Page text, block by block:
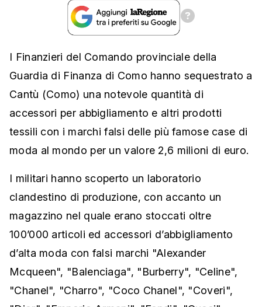
I Finanzieri del Comando provinciale della
Guardia di Finanza di Como hanno sequestrato a
Cantù (Como) una notevole quantità di
accessori per abbigliamento e altri prodotti
tessili con i marchi falsi delle più famose case di
moda al mondo per un valore 2,6 milioni di euro.
I militari hanno scoperto un laboratorio
clandestino di produzione, con accanto un
magazzino nel quale erano stoccati oltre
100’000 articoli ed accessori d’abbigliamento
d’alta moda con falsi marchi "Alexander
Mcqueen", "Balenciaga", "Burberry", "Celine",
"Chanel", "Charro", "Coco Chanel", "Coveri",